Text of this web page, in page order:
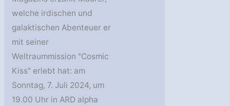
welche irdischen und
galaktischen Abenteuer er
mit seiner
Weltraummission ʺCosmic
Kissʺ erlebt hat: am
Sonntag, 7. Juli 2024, um
19.00 Uhr in ARD alpha